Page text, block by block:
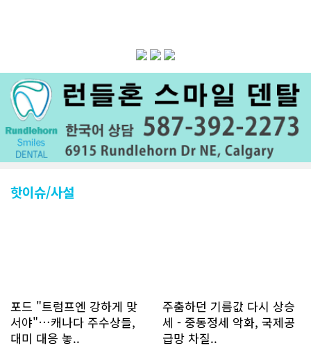
핫이슈/사설
포드 "트럼프엔 강하게 맞
서야"…캐나다 주수상들,
대미 대응 놓..
주춤하던 기름값 다시 상승
세 - 중동정세 악화, 국제공
급망 차질..